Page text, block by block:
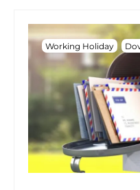
Working Holiday